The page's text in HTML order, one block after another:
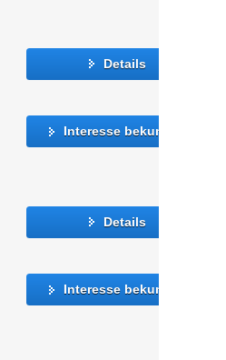
Details
Interesse bekunden
Details
Interesse bekunden